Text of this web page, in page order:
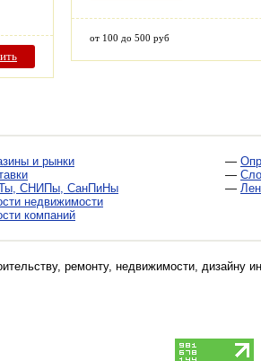
от 100 до 500 руб
и рынки
СНИПы, СанПиНы
недвижимости
компаний
—
—
—
ремонту, недвижимости, дизайну